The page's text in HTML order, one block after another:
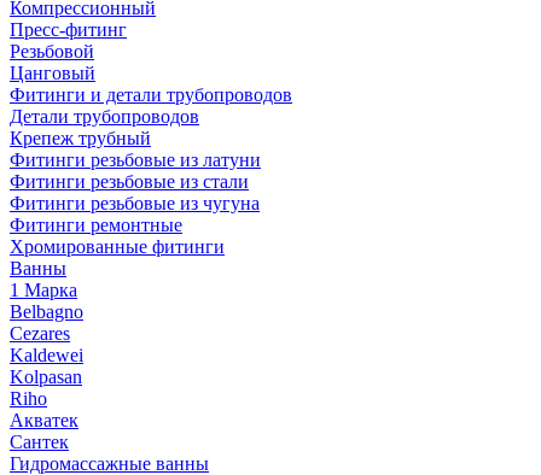
Компрессионный
Пресс-фитинг
Резьбовой
Цанговый
Фитинги и детали трубопроводов
Детали трубопроводов
Крепеж трубный
Фитинги резьбовые из латуни
Фитинги резьбовые из стали
Фитинги резьбовые из чугуна
Фитинги ремонтные
Хромированные фитинги
Ванны
1 Марка
Belbagno
Cezares
Kaldewei
Kolpasan
Riho
Акватек
Сантек
Гидромассажные ванны